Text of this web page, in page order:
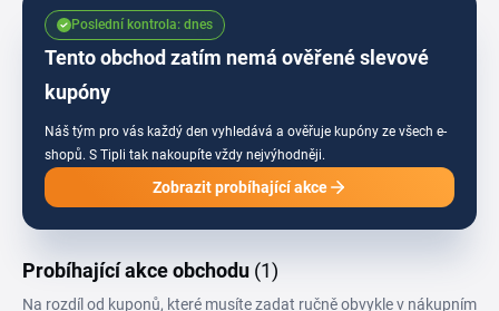
Tento obchod zatím nemá ověřené slevové
kupóny
Náš tým pro vás každý den vyhledává a ověřuje kupóny ze všech e-
shopů. S Tipli tak nakoupíte vždy nejvýhodněji.
Poslední kontrola: dnes
Zobrazit probíhající akce
Probíhající akce obchodu (1)
Na rozdíl od kuponů, které musíte zadat ručně obvykle v nákupním